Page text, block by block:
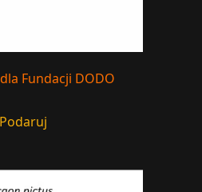
Fundacji DODO
Podaruj